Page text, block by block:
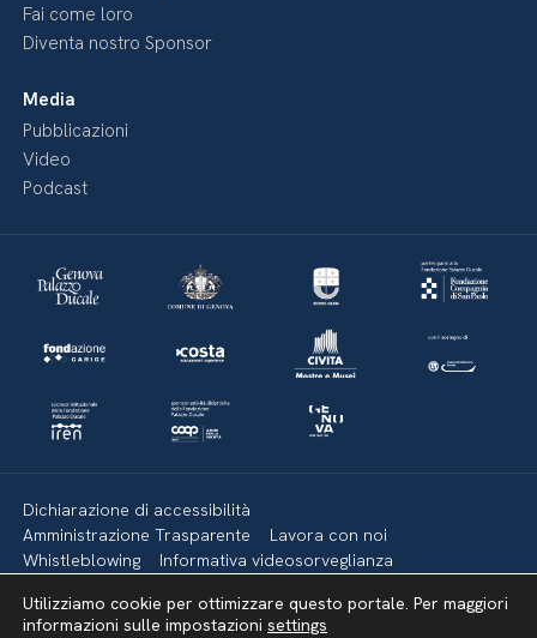
Fai come loro
Diventa nostro Sponsor
Media
Pubblicazioni
Video
Podcast
Dichiarazione di accessibilità
Amministrazione Trasparente
Lavora con noi
Whistleblowing
Informativa videosorveglianza
Mappa del sito
Utilizziamo cookie per ottimizzare questo portale. Per maggiori
informazioni sulle impostazioni settings